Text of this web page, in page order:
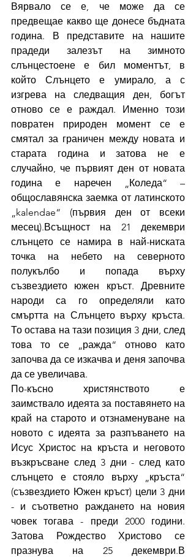
Вярвало се е, че може да се
предвещае какво ще донесе бъдната
година. В представите на нашите
прадеди залезът на зимното
слънцестоене е бил моментът, в
който Слънцето е умирало, а с
изгрева на следващия ден, богът
отново се е раждал. Именно този
повратен природен момент се е
смятал за граничен между новата и
старата година и затова не е
случайно, че първият ден от новата
година е наречен „Коледа“ –
общославянска заемка от латинското
„kalendae“ (първия ден от всеки
месец).Всъщност на 21 декември
слънцето се намира в най-ниската
точка на небето на северното
полукълбо и попада върху
съзвездието южен кръст. Древните
народи са го определяли като
смъртта на Слънцето върху кръста.
То остава на тази позиция 3 дни, след
това то се „ражда“ отново като
започва да се изкачва и деня започва
да се увеличава.
По-късно христянството е
заимствало идеята за поставянето на
край на старото и отзнаменуване на
новото с идеята за разпъването на
Исус Христос на кръста и неговото
възкръсване след 3 дни - след като
слънцето е стояло върху „кръста“
(съзвездието Южен кръст) цели 3 дни
- и съответно раждането на новия
човек тогава - преди 2000 години.
Затова Рождество Христово се
празнува на 25 декември.В